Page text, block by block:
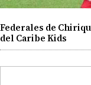
Federales de
del Caribe Kids